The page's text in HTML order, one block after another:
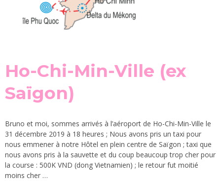
Ho-Chi-Min-Ville (ex
Saïgon)
Bruno et moi, sommes arrivés à l’aéroport de Ho-Chi-Min-Ville le
31 décembre 2019 à 18 heures ; Nous avons pris un taxi pour
nous emmener à notre Hôtel en plein centre de Saïgon ; taxi que
nous avons pris à la sauvette et du coup beaucoup trop cher pour
la course : 500K VND (dong Vietnamien) ; le retour fut moitié
moins cher …